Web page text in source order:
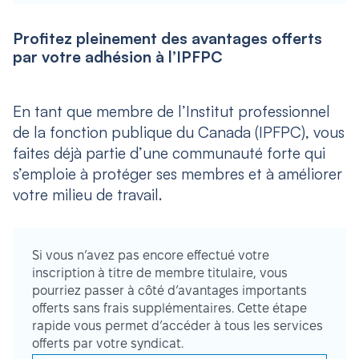
Profitez pleinement des avantages offerts
par votre adhésion à l’IPFPC
En tant que membre de l’Institut professionnel
de la fonction publique du Canada (IPFPC), vous
faites déjà partie d’une communauté forte qui
s’emploie à protéger ses membres et à améliorer
votre milieu de travail.
Si vous n’avez pas encore effectué votre
inscription à titre de membre titulaire, vous
pourriez passer à côté d’avantages importants
offerts sans frais supplémentaires. Cette étape
rapide vous permet d’accéder à tous les services
offerts par votre syndicat.